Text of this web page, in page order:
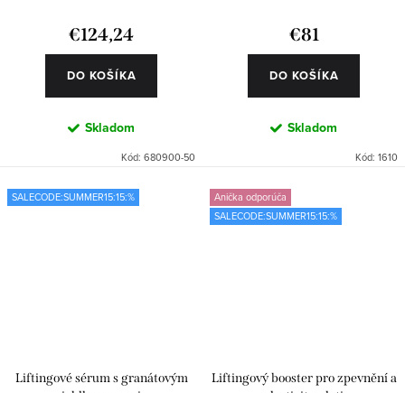
€124,24
DO KOŠÍKA
Skladom
Kód: 680900-50
€81
DO KOŠÍKA
Skladom
Kód: 1610
SALECODE:SUMMER15:15:%
Liftingové sérum s granátovým
Anička odporúča
SALECODE:SUMMER15:15:%
Liftingový booster pro zpevnění a